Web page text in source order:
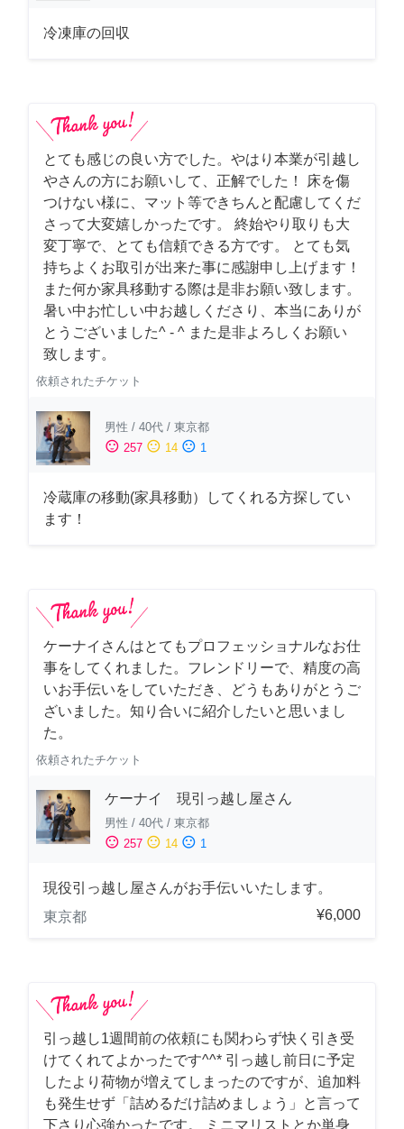
冷凍庫の回収
とても感じの良い方でした。やはり本業が引越し
やさんの方にお願いして、正解でした！ 床を傷
つけない様に、マット等できちんと配慮してくだ
さって大変嬉しかったです。 終始やり取りも大
変丁寧で、とても信頼できる方です。 とても気
持ちよくお取引が出来た事に感謝申し上げます！
また何か家具移動する際は是非お願い致します。
暑い中お忙しい中お越しくださり、本当にありが
とうございました^ - ^ また是非よろしくお願い
致します。
依頼されたチケット
男性 / 40代 / 東京都
sentiment_satisfied 257 sentiment_neutral 14 sentiment_dissatisfied 1
冷蔵庫の移動(家具移動）してくれる方探してい
ます！
ケーナイさんはとてもプロフェッショナルなお仕
事をしてくれました。フレンドリーで、精度の高
いお手伝いをしていただき、どうもありがとうご
ざいました。知り合いに紹介したいと思いまし
た。
依頼されたチケット
ケーナイ 現引っ越し屋さん
男性 / 40代 / 東京都
sentiment_satisfied 257 sentiment_neutral 14 sentiment_dissatisfied 1
現役引っ越し屋さんがお手伝いいたします。
東京都
¥6,000
引っ越し1週間前の依頼にも関わらず快く引き受
けてくれてよかったです^^* 引っ越し前日に予定
したより荷物が増えてしまったのですが、追加料
も発生せず「詰めるだけ詰めましょう」と言って
下さり心強かったです。 ミニマリストとか単身